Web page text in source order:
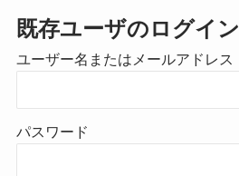
既存ユーザのログイン
ユーザー名またはメールアドレス
パスワード